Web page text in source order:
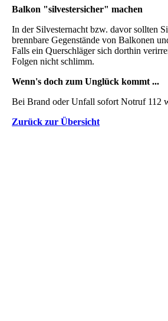
Balkon "silvestersicher" machen
In der Silvesternacht bzw. davor sollten
brennbare Gegenstände von Balkonen
Falls ein Querschläger sich dorthin
Folgen nicht schlimm.
Wenn's doch zum Unglück kommt ...
Bei Brand oder Unfall sofort Notruf 112
Zurück zur Übersicht